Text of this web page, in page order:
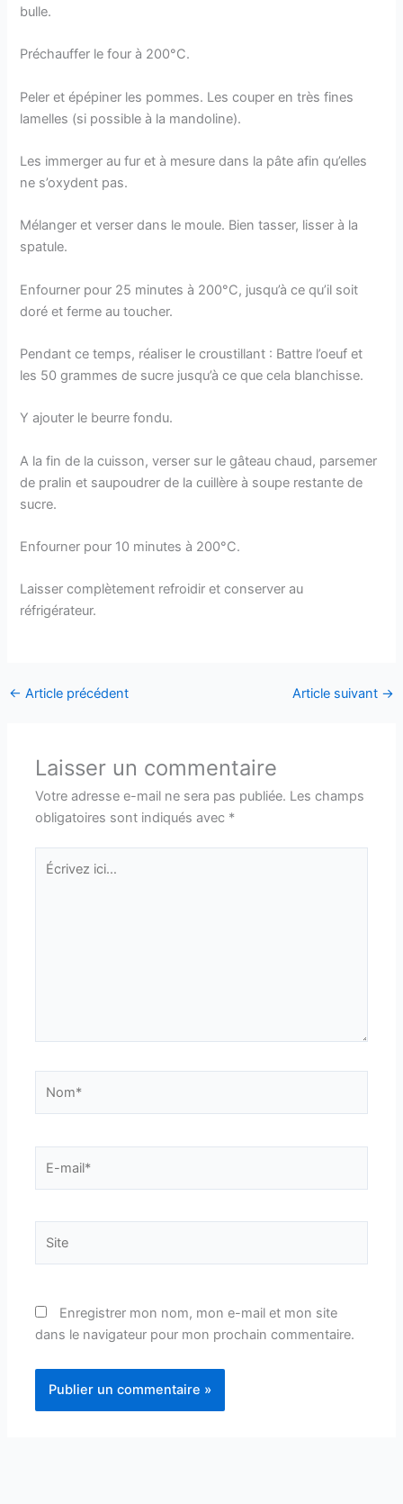
bulle.
Préchauffer le four à 200°C.
Peler et épépiner les pommes. Les couper en très fines
lamelles (si possible à la mandoline).
Les immerger au fur et à mesure dans la pâte afin qu’elles
ne s’oxydent pas.
Mélanger et verser dans le moule. Bien tasser, lisser à la
spatule.
Enfourner pour 25 minutes à 200°C, jusqu’à ce qu’il soit
doré et ferme au toucher.
Pendant ce temps, réaliser le croustillant : Battre l’oeuf et
les 50 grammes de sucre jusqu’à ce que cela blanchisse.
Y ajouter le beurre fondu.
A la fin de la cuisson, verser sur le gâteau chaud, parsemer
de pralin et saupoudrer de la cuillère à soupe restante de
sucre.
Enfourner pour 10 minutes à 200°C.
Laisser complètement refroidir et conserver au
réfrigérateur.
← Article précédent Article suivant →
Laisser un commentaire
Votre adresse e-mail ne sera pas publiée. Les champs
obligatoires sont indiqués avec *
Écrivez
mail*
Enregistrer mon nom, mon e-mail et mon site
dans le navigateur pour mon prochain commentaire.